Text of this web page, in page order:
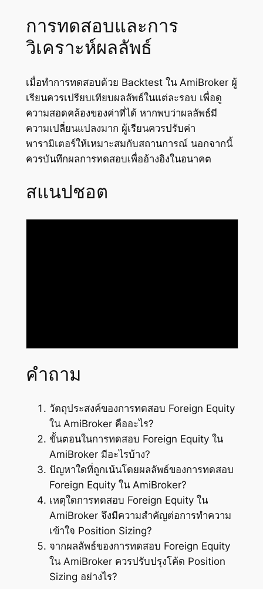
การทดสอบและการ
วิเคราะห์ผลลัพธ์
เมื่อทำการทดสอบด้วย Backtest ใน AmiBroker ผู้
เรียนควรเปรียบเทียบผลลัพธ์ในแต่ละรอบ เพื่อดู
ความสอดคล้องของค่าที่ได้ หากพบว่าผลลัพธ์มี
ความเปลี่ยนแปลงมาก ผู้เรียนควรปรับค่า
พารามิเตอร์ให้เหมาะสมกับสถานการณ์ นอกจากนี้
ควรบันทึกผลการทดสอบเพื่ออ้างอิงในอนาคต
สแนปชอต
คำถาม
วัตถุประสงค์ของการทดสอบ Foreign Equity
ใน AmiBroker คืออะไร?
ขั้นตอนในการทดสอบ Foreign Equity ใน
AmiBroker มีอะไรบ้าง?
ปัญหาใดที่ถูกเน้นโดยผลลัพธ์ของการทดสอบ
Foreign Equity ใน AmiBroker?
เหตุใดการทดสอบ Foreign Equity ใน
AmiBroker จึงมีความสำคัญต่อการทำความ
เข้าใจ Position Sizing?
จากผลลัพธ์ของการทดสอบ Foreign Equity
ใน AmiBroker ควรปรับปรุงโค้ด Position
Sizing อย่างไร?